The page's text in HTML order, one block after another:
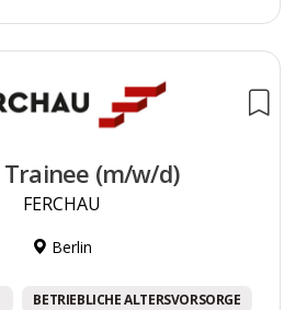
Trainee (m/w/d)
FERCHAU
Berlin
BETRIEBLICHE ALTERSVORSORGE